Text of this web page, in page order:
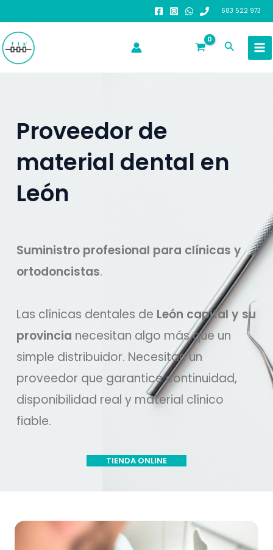
al
contenido
683 522 973
Buscar
Proveedor de
material dental en
León
Suministro profesional para clínicas y
ortodoncistas.
Las clínicas dentales de León capital y su
provincia necesitan algo más que un
simple distribuidor. Necesitan un
proveedor que garantice continuidad,
disponibilidad real y material clínico
fiable.
TIENDA ONLINE